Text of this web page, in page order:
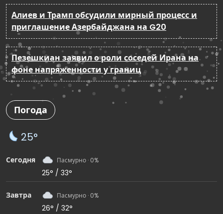
Алиев и Трамп обсудили мирный процесс и
приглашение Азербайджана на G20
Пезешкиан заявил о роли соседей Ирана на
фоне напряженности у границ
Погода
25°
Сегодня Пасмурно · 0%
25° / 33°
Завтра Пасмурно · 0%
26° / 32°